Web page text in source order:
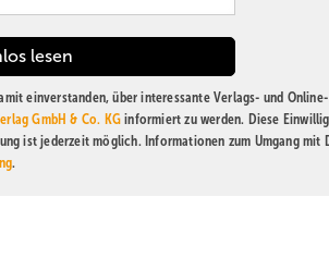
einverstanden, über interessante Verlags- und Online-
GmbH & Co. KG informiert zu werden. Diese
ist jederzeit möglich. Informationen zum Umgang mit
.